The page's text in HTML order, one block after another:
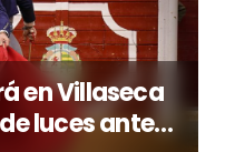
en Villaseca
luces ante